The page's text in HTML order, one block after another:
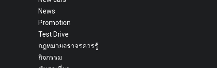
News
Promotion
Test Drive
กฎหมายจราจรควรรู้
กิจกรรม